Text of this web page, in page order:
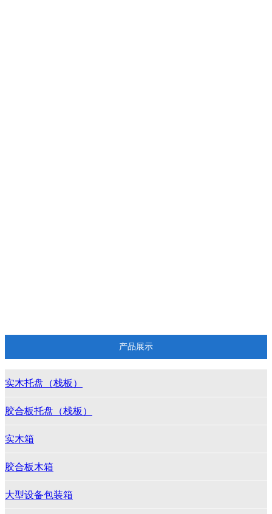
产品展示
实木托盘（栈板）
胶合板托盘（栈板）
实木箱
胶合板木箱
大型设备包装箱